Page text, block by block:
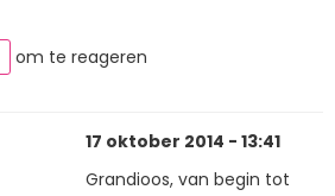
om te reageren
17 oktober 2014 - 13:41
Grandioos, van begin tot